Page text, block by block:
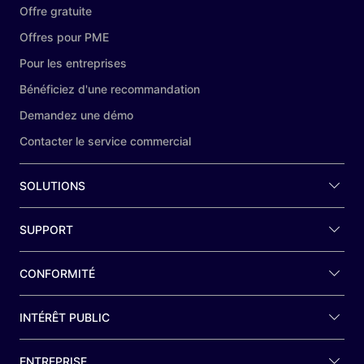
Offre gratuite
Offres pour PME
Pour les entreprises
Bénéficiez d'une recommandation
Demandez une démo
Contacter le service commercial
SOLUTIONS
SUPPORT
CONFORMITÉ
INTÉRÊT PUBLIC